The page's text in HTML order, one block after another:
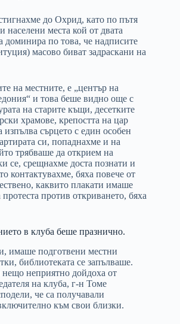
до Охрид, като по пътя
населени места кой от двата
доминира по това, че надписите
масово биват задраскани на
на местните, е „център на
и това беше видно още с
на старите къщи, десетките
храмове, крепостта на цар
сърцето с един особен
си, попаднахме и на
трябваше да открием на
се, срещнахме доста познати и
контактувахме, бяха повече от
каквито плакати имаше
протеста против откриването, бяха
в клуба беше празнично.
имаше подготвени местни
библиотеката се запълваше.
неприятно дойдоха от
на клуба, г-н Томе
че са получавали
към свои близки.